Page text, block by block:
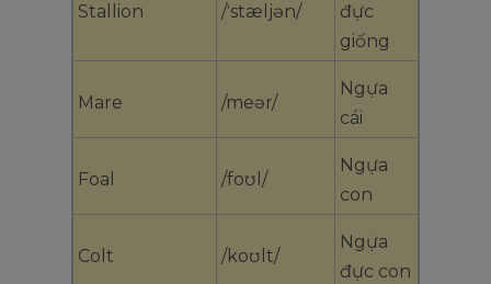
Stallion /ˈstæljən/
đực
giống
Mare /meər/
Ngựa
cái
Foal /foʊl/
Ngựa
con
Colt /koʊlt/
Ngựa
đực con